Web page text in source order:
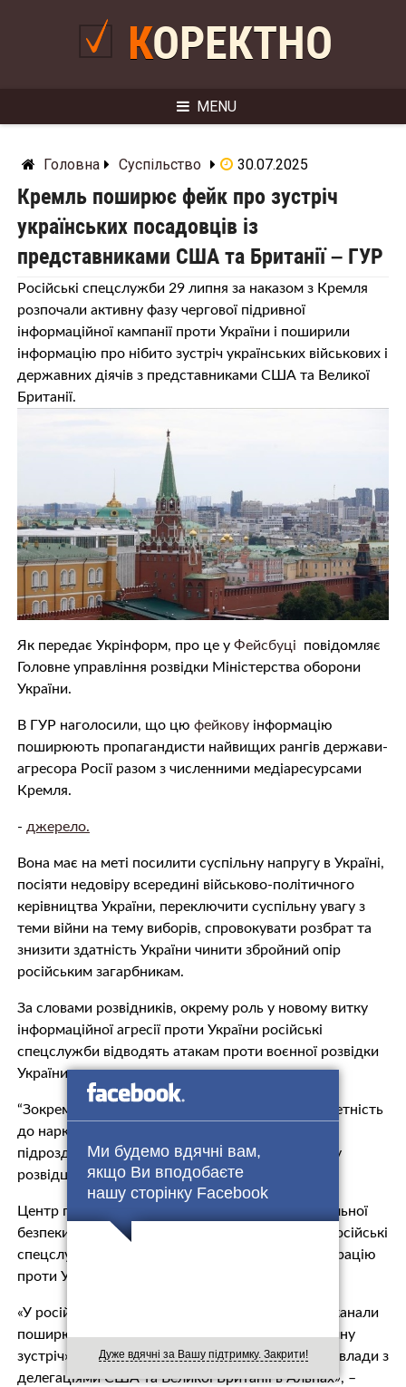
Ми будемо вдячні вам,
якщо Ви вподобаєте
нашу сторінку Facebook
Дуже вдячні за Вашу підтримку. Закрити!
КОРЕКТНО
MENU
Головна Суспільство 30.07.2025
Кремль поширює фейк про зустріч
українських посадовців із
представниками США та Британії – ГУР
Російські спецслужби 29 липня за наказом з Кремля
розпочали активну фазу чергової підривної
інформаційної кампанії проти України і поширили
інформацію про нібито зустріч українських військових і
державних діячів з представниками США та Великої
Британії.
Як передає Укрінформ, про це у Фейсбуці повідомляє
Головне управління розвідки Міністерства оборони
України.
В ГУР наголосили, що цю фейковуінформацію
поширюють пропагандисти найвищих рангів держави-
агресора Росії разом з численними медіаресурсами
Кремля.
- джерело.
Вона має на меті посилити суспільну напругу в Україні,
посіяти недовіру всередині військово-політичного
керівництва України, переключити суспільну увагу з
теми війни на тему виборів, спровокувати розбрат та
знизити здатність України чинити збройний опір
російським загарбникам.
За словами розвідників, окрему роль у новому витку
інформаційної агресії проти України російські
спецслужби відводять атакам проти воєнної розвідки
України.
“Зокрема, транслюють фейки про начебто причетність
до наркоторгівлі одного з військовослужбовців
підрозділів ГУР МО України”, – поінформували у
розвідці.
Центр протидії дезінформації при Раді національної
безпеки і оборони повідомляє у
, що російські
спецслужби розгорнули нову інформаційну операцію
проти України.
«У російських медіа та через анонімні Telegram-канали
поширюється вигадана історія про нібито «таємну
зустріч» українських військових і представників влади з
делегаціями США та Великої Британії в Альпах», –